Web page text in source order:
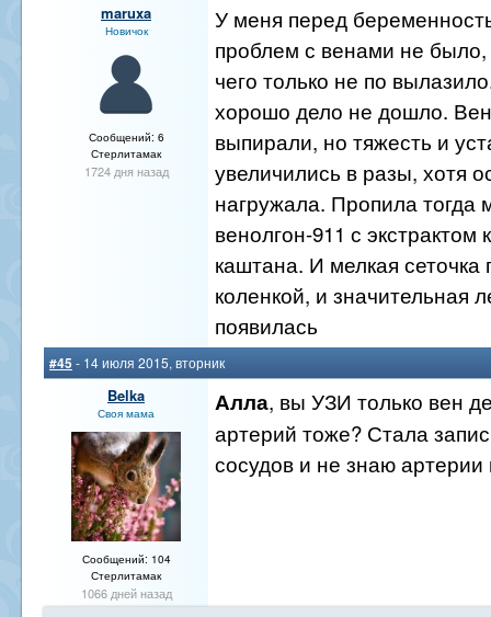
maruxa
Новичок
Сообщений: 6
Стерлитамак
1724 дня назад
У меня перед
проблем с венами не
чего только не по
хорошо дело не дошло.
выпирали, но тяжесть и
увеличились в разы, хотя
нагружала. Пропила тогда
венолгон-911 с экстрактом
каштана. И мелкая
коленкой, и значительная
появилась
#45 - 14 июля 2015, вторник
Belka
Своя мама
Сообщений: 104
Стерлитамак
1066 дней назад
Алла, вы УЗИ только вен
артерий тоже? Стала
сосудов и не знаю артерии